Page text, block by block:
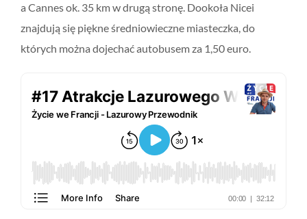
a Cannes ok. 35 km w drugą stronę. Dookoła Nicei
znajdują się piękne średniowieczne miasteczka, do
których można dojechać autobusem za 1,50 euro.